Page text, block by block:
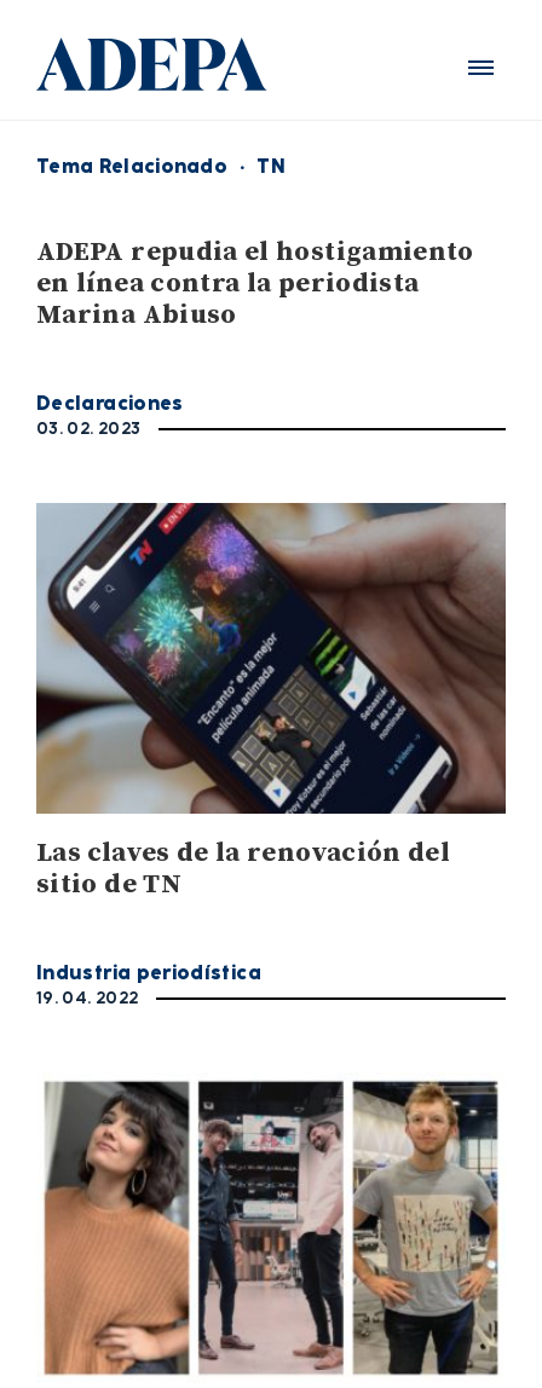
Tema Relacionado · TN
ADEPA repudia el hostigamiento
en línea contra la periodista
Marina Abiuso
Declaraciones
03. 02. 2023
Las claves de la renovación del
sitio de TN
Industria periodística
19. 04. 2022